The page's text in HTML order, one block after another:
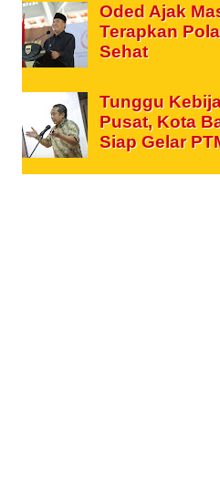
Oded Ajak
Terapkan
Sehat
Tunggu
Pusat, Kota
Siap Gelar